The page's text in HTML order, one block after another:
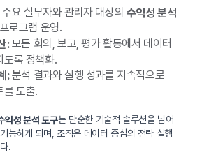
주요 실무자와 관리자 대상의 수익성 분석
로그램 운영.
:모든 회의, 보고, 평가 활동에서 데이터
도록 정책화.
:분석 결과와 실행 성과를 지속적으로
를 도출.
익성 분석 도구는 단순한 기술적 솔루션을 넘어
능하게 되며, 조직은 데이터 중심의 전략 실행
.